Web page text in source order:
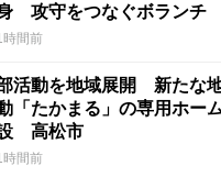
攻守をつなぐボランチ
時間前
活動を地域展開 新たな
「たかまる」の専用ホー
高松市
時間前